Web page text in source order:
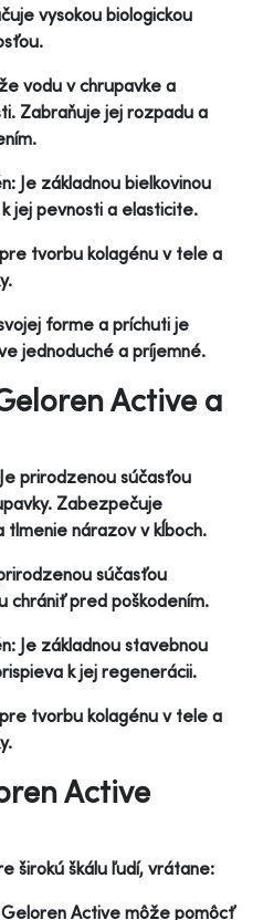
vysokou biologickou
vodu v chrupavke a
Zabraňuje jej rozpadu a
Je základnou bielkovinou
jej pevnosti a elasticite.
tvorbu kolagénu v tele a
forme a príchuti je
jednoduché a príjemné.
Active a
prirodzenou súčasťou
Zabezpečuje
nárazov v kĺboch.
súčasťou
chrániť pred poškodením.
Je základnou stavebnou
k jej regenerácii.
tvorbu kolagénu v tele a
Active
širokú škálu ľudí, vrátane:
Active môže pomôcť